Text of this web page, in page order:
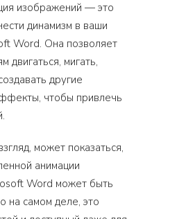
изображений — это
динамизм в ваши
Word. Она позволяет
двигаться, мигать,
другие
чтобы привлечь
может показаться,
анимации
Word может быть
на самом деле, это